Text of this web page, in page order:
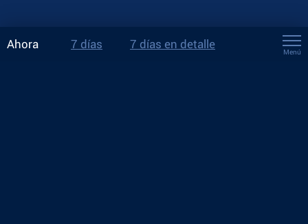
Ahora 7 días 7 días en detalle
Menú